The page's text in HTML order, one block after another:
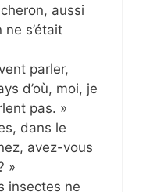
aussi
s’était
parler,
d’où, moi, je
pas. »
dans le
avez-vous
»
insectes ne